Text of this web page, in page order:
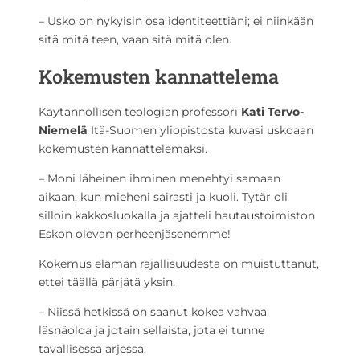
– Usko on nykyisin osa identiteettiäni; ei niinkään
sitä mitä teen, vaan sitä mitä olen.
Kokemusten kannattelema
Käytännöllisen teologian professori Kati Tervo-
Niemelä Itä-Suomen yliopistosta kuvasi uskoaan
kokemusten kannattelemaksi.
– Moni läheinen ihminen menehtyi samaan
aikaan, kun mieheni sairasti ja kuoli. Tytär oli
silloin kakkosluokalla ja ajatteli hautaustoimiston
Eskon olevan perheenjäsenemme!
Kokemus elämän rajallisuudesta on muistuttanut,
ettei täällä pärjätä yksin.
– Niissä hetkissä on saanut kokea vahvaa
läsnäoloa ja jotain sellaista, jota ei tunne
tavallisessa arjessa.